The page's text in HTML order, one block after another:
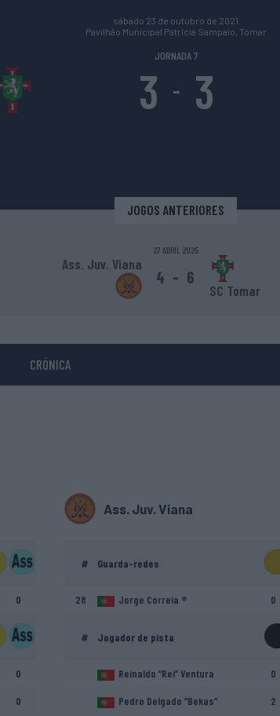
sábado 23 de outubro de 2021
Pavilhão Municipal Patrícia Sampaio, Tomar
JORNADA 7
3 - 3
JOGOS ANTERIORES
27 ABRIL 2025
Ass. Juv. Viana
4 - 6
SC Tomar
CRÓNICA
0
0
0
Ass. Juv. Viana
# Guarda-redes
28 Jorge Correia ® 0
# Jogador de pista
Reinaldo “Rei” Ventura 0
Pedro Delgado “Bekas” 2